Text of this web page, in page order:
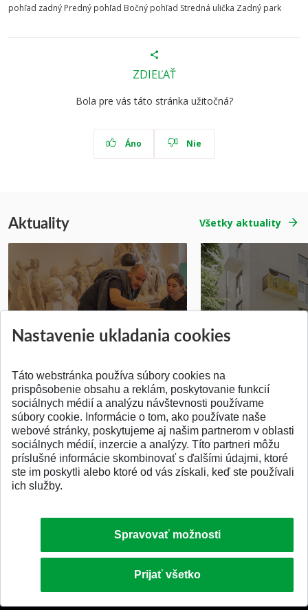
pohľad zadný Predný pohľad Bočný pohľad Stredná ulička Zadný park
ZDIEĽAŤ
Bola pre vás táto stránka užitočná?
Áno Nie
Aktuality Všetky aktuality
Pridané 14.07.2026 Pridané 03.07.2026
SPÄŤ NA VRCH
Nastavenie ukladania cookies
Táto webstránka používa súbory cookies na
prispôsobenie obsahu a reklám, poskytovanie funkcií
sociálnych médií a analýzu návštevnosti používame
súbory cookie. Informácie o tom, ako používate naše
webové stránky, poskytujeme aj našim partnerom v oblasti
sociálnych médií, inzercie a analýzy. Títo partneri môžu
príslušné informácie skombinovať s ďalšími údajmi, ktoré
ste im poskytli alebo ktoré od vás získali, keď ste používali
ich služby.
Spravovať možnosti
Prijať všetko